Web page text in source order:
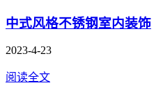
中式风格不锈钢室内装饰
2023-4-23
阅读全文